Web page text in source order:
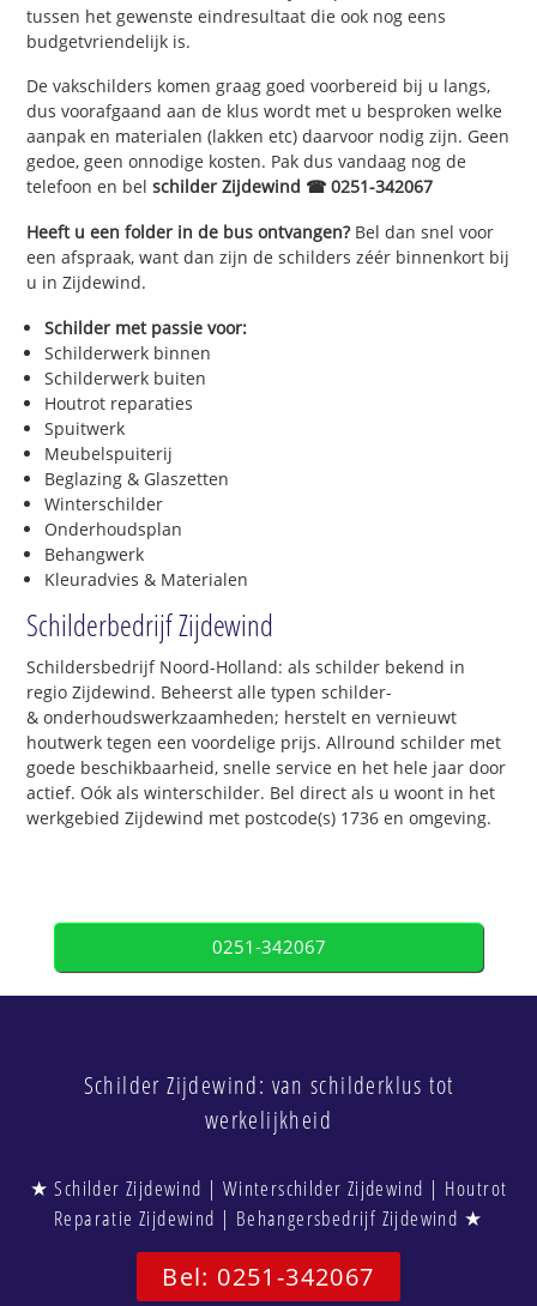
tussen het gewenste eindresultaat die ook nog eens
budgetvriendelijk is.
De vakschilders komen graag goed voorbereid bij u langs,
dus voorafgaand aan de klus wordt met u besproken welke
aanpak en materialen (lakken etc) daarvoor nodig zijn. Geen
gedoe, geen onnodige kosten. Pak dus vandaag nog de
telefoon en belschilder Zijdewind ☎ 0251-342067
Heeft u een folder in de bus ontvangen?Bel dan snel voor
een afspraak, want dan zijn de schilders zéér binnenkort bij
u in Zijdewind.
Schilder met passie voor:
Schilderwerk binnen
Schilderwerk buiten
Houtrot reparaties
Spuitwerk
Meubelspuiterij
Beglazing & Glaszetten
Winterschilder
Onderhoudsplan
Behangwerk
Kleuradvies & Materialen
Schilderbedrijf Zijdewind
Schildersbedrijf Noord-Holland: als schilder bekend in
regio Zijdewind. Beheerst alle typen schilder-
& onderhoudswerkzaamheden; herstelt en vernieuwt
houtwerk tegen een voordelige prijs. Allround schilder met
goede beschikbaarheid, snelle service en het hele jaar door
actief. Oók als winterschilder. Bel direct als u woont in het
werkgebied Zijdewind met postcode(s) 1736 en omgeving.
0251-342067
Schilder Zijdewind: van schilderklus tot
werkelijkheid
★ Schilder Zijdewind | Winterschilder Zijdewind | Houtrot
Reparatie Zijdewind | Behangersbedrijf Zijdewind ★
Bel: 0251-342067